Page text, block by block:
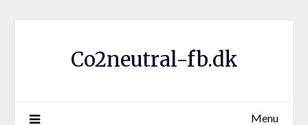
Co2neutral-fb.dk
Menu